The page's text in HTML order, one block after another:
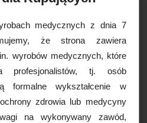
krwionośne, nie tylko
skóry, ale również w miarę
regenerację
jonizowanym
arniki, d-panthenolem, lilią
i kompleksem
łagodzi podrażnienia oraz
natychmiastową ulgę.
nawilżenie skóry.
medycznych z dnia 7
że strona zawiera
wyrobów medycznych, które
profesjonalistów, tj. osób
formalne wykształcenie w
zdrowia lub medycyny
na wykonywany zawód,